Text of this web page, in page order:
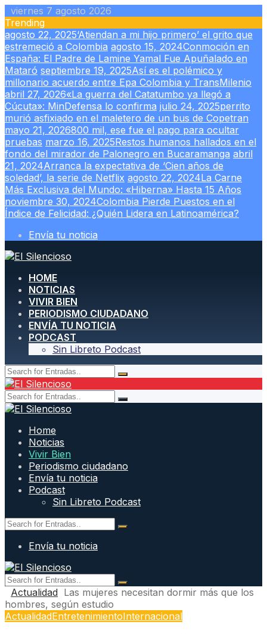
Skip
to
content
viernes 7 agosto 2026
Trending
agosto 22, 2025‘Atiendan a mi hijo primero’ el grito que
estremeció a Colombia agosto 15, 2024Conmoción en
España: El Padre de Lamine Yamal Fue Apuñalado en
Mataró septiembre 19, 2025Así es el polémico y
millonario acuerdo entre Epa Colombia y TransMilenio
abril 27, 2026«La guerra del Catatumbo ya llegó a
Cúcuta»: MinDefensa lo confirma julio 24, 2025perrito
murió asfixiado en el maletero de un bus de Copetran
mayo 21, 2026800 mil, ese fue el pago para ocultar
pruebas marzo 16, 2025Restos humanos hallados en el
fondo del mirador de Palonegro en Bucaramanga abril
21, 2024Arranca la expectativa de ‘Cien años de
soledad’, la serie de Netflix agosto 22, 2024La Carne
Más Exclusiva del Mundo: «Hiberna» Hasta 15 Años
noviembre 30, 2024Colombia Pierde Puestos en el
Índice de Felicidad: ¿Quién Lidera en Latinoamérica?
Envía tu noticia
HOME
NOTICIAS
VIVIR BIEN
PERIODISMO CIUDADANO
ENVÍA TU NOTICIA
PODCAST
Sin Libreto Podcast
Home
Noticias
Vivir Bien
Periodismo ciudadano
Envía tu noticia
Podcast
Sin Libreto Podcast
Envía tu noticia
Actualidad Las mujeres necesitan dormir más que los
hombres, según estudio
ActualidadEntretenimientoInternacional